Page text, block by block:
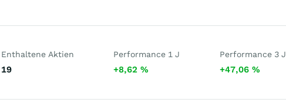
Enthaltene Aktien
19
Performance 1 J
+8,62%
Performance 3 J
+47,06 %